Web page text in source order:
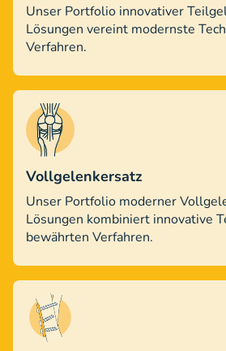
Unser Portfolio innovativer
Lösungen vereint modernste
Verfahren.
Vollgelenkersatz
Unser Portfolio moderner
Lösungen kombiniert innovative
bewährten Verfahren.